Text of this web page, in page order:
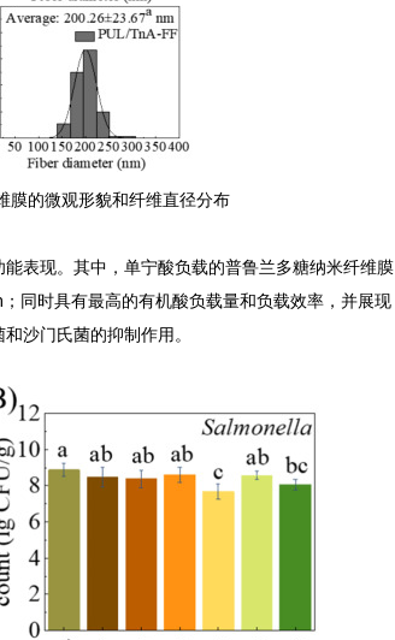
膜的微观形貌和纤维直径分布
表现。其中，单宁酸负载的普鲁兰多糖纳米纤维膜
同时具有最高的有机酸负载量和负载效率，并展现
沙门氏菌的抑制作用。